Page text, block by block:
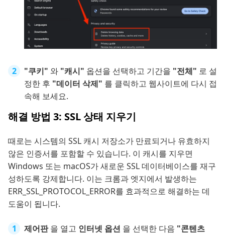
"쿠키" 와 "캐시" 옵션을 선택하고 기간을 "전체" 로 설
정한 후 "데이터 삭제" 를 클릭하고 웹사이트에 다시 접
속해 보세요.
해결 방법 3: SSL 상태 지우기
때로는 시스템의 SSL 캐시 저장소가 만료되거나 유효하지
않은 인증서를 포함할 수 있습니다. 이 캐시를 지우면
Windows 또는 macOS가 새로운 SSL 데이터베이스를 재구
성하도록 강제합니다. 이는 크롬과 엣지에서 발생하는
ERR_SSL_PROTOCOL_ERROR를 효과적으로 해결하는 데
도움이 됩니다.
제어판을 열고 인터넷 옵션 을 선택한 다음 "콘텐츠